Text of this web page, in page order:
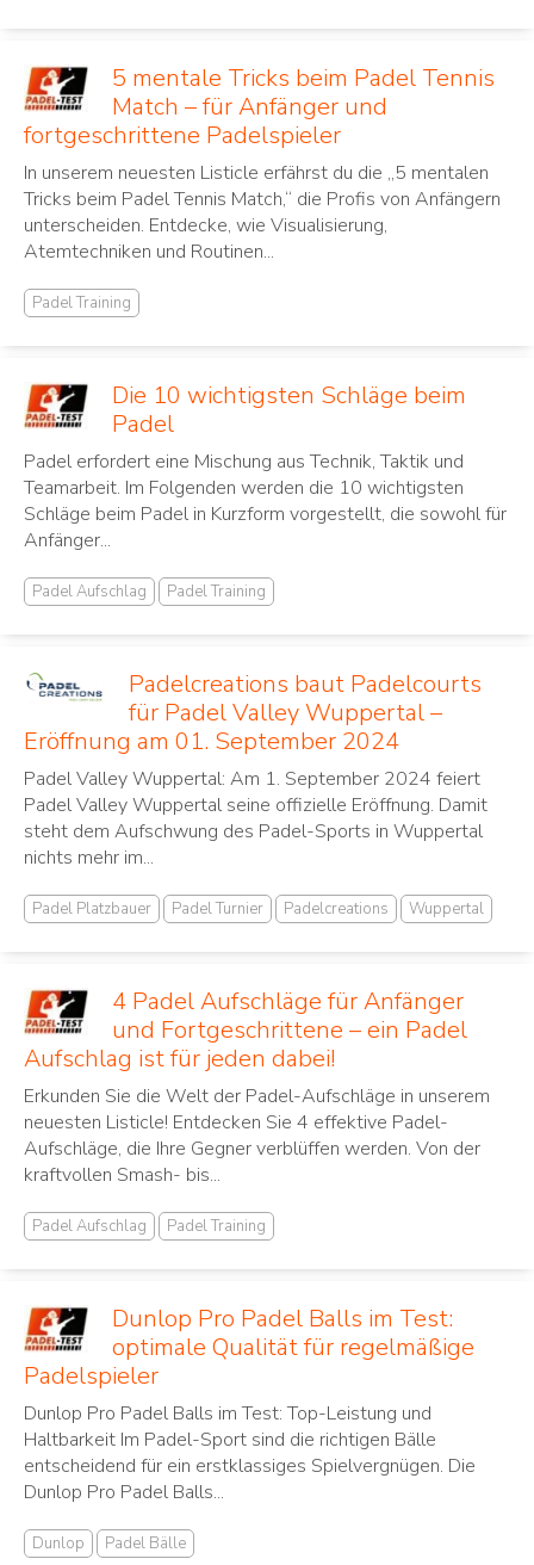
5 mentale Tricks beim Padel Tennis
Match – für Anfänger und
fortgeschrittene Padelspieler
In unserem neuesten Listicle erfährst du die „5 mentalen
Tricks beim Padel Tennis Match,“ die Profis von Anfängern
unterscheiden. Entdecke, wie Visualisierung,
Atemtechniken und Routinen...
Padel Training
Die 10 wichtigsten Schläge beim
Padel
Padel erfordert eine Mischung aus Technik, Taktik und
Teamarbeit. Im Folgenden werden die 10 wichtigsten
Schläge beim Padel in Kurzform vorgestellt, die sowohl für
Anfänger...
Padel Aufschlag Padel Training
Padelcreations baut Padelcourts
für Padel Valley Wuppertal –
Eröffnung am 01. September 2024
Padel Valley Wuppertal: Am 1. September 2024 feiert
Padel Valley Wuppertal seine offizielle Eröffnung. Damit
steht dem Aufschwung des Padel-Sports in Wuppertal
nichts mehr im...
Padel Platzbauer Padel Turnier Padelcreations Wuppertal
4 Padel Aufschläge für Anfänger
und Fortgeschrittene – ein Padel
Aufschlag ist für jeden dabei!
Erkunden Sie die Welt der Padel-Aufschläge in unserem
neuesten Listicle! Entdecken Sie 4 effektive Padel-
Aufschläge, die Ihre Gegner verblüffen werden. Von der
kraftvollen Smash- bis...
Padel Aufschlag Padel Training
Dunlop Pro Padel Balls im Test:
optimale Qualität für regelmäßige
Padelspieler
Dunlop Pro Padel Balls im Test: Top-Leistung und
Haltbarkeit Im Padel-Sport sind die richtigen Bälle
entscheidend für ein erstklassiges Spielvergnügen. Die
Dunlop Pro Padel Balls...
Dunlop Padel Bälle